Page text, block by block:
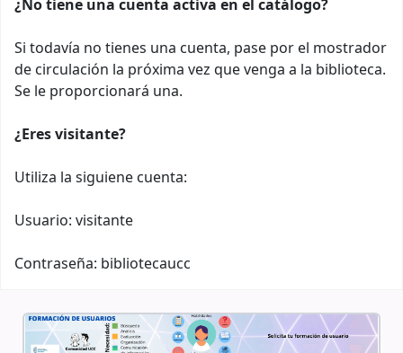
¿No tiene una cuenta activa en el catálogo?
Si todavía no tienes una cuenta, pase por el mostrador
de circulación la próxima vez que venga a la biblioteca.
Se le proporcionará una.
¿Eres visitante?
Utiliza la siguiene cuenta:
Usuario: visitante
Contraseña: bibliotecaucc